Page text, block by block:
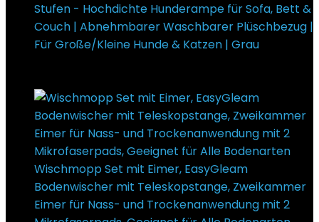
Stufen - Hochdichte Hunderampe für Sofa, Bett &
Couch | Abnehmbarer Waschbarer Plüschbezug |
Für Große/Kleine Hunde & Katzen | Grau
Wischmopp Set mit Eimer, EasyGleam
Bodenwischer mit Teleskopstange, Zweikammer
Eimer für Nass- und Trockenanwendung mit 2